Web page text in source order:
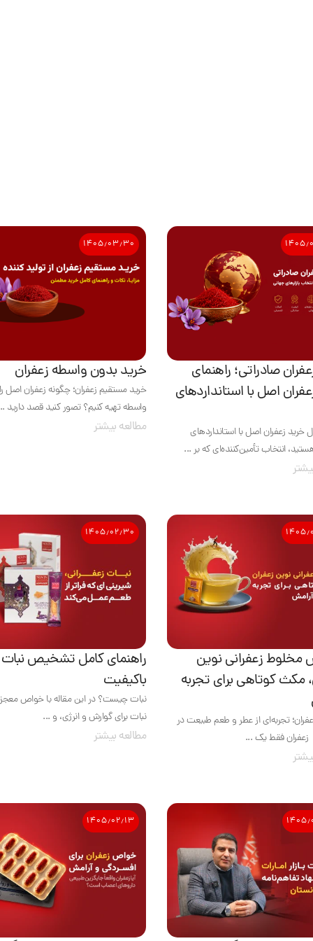
صادراتی؛ راهنمای
اصل با استانداردهای
خرید زعفران اصل با استانداردهای
انتخاب تأمین‌کننده‌ای که بر ...
۱۴۰۵٫۰۳٫۳۰
خرید بدون واسطه زعفران
خرید مستقیم زعفران؛ چگونه زعفران اصل
واسطه تهیه کنیم؟ تصور کنید قصد دارید
مطالعه بیشتر
زعفرانی نوین
مکث کوتاهی برای تجربه
تجربه‌ای از عطر و طعم طبیعت در
زعفران فقط یک ...
۱۴۰۵٫۰۲٫۳۰
راهنمای کامل تشخیص نبات
باکیفیت
نبات چیست؟ در این مقاله با خواص
نبات برای گوارش و انرژی، و ...
مطالعه بیشتر
۱۴۰۵٫۰۲٫۱۳